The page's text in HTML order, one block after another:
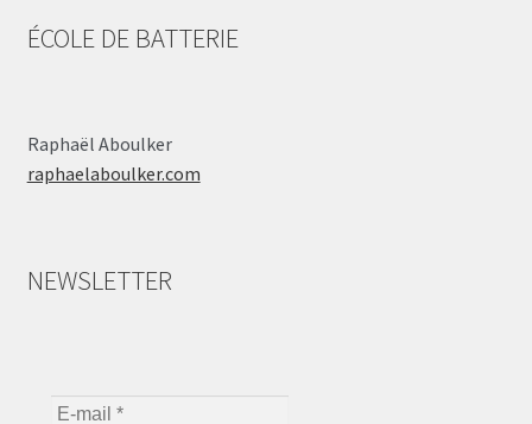
ÉCOLE DE BATTERIE
Raphaël Aboulker
raphaelaboulker.com
NEWSLETTER